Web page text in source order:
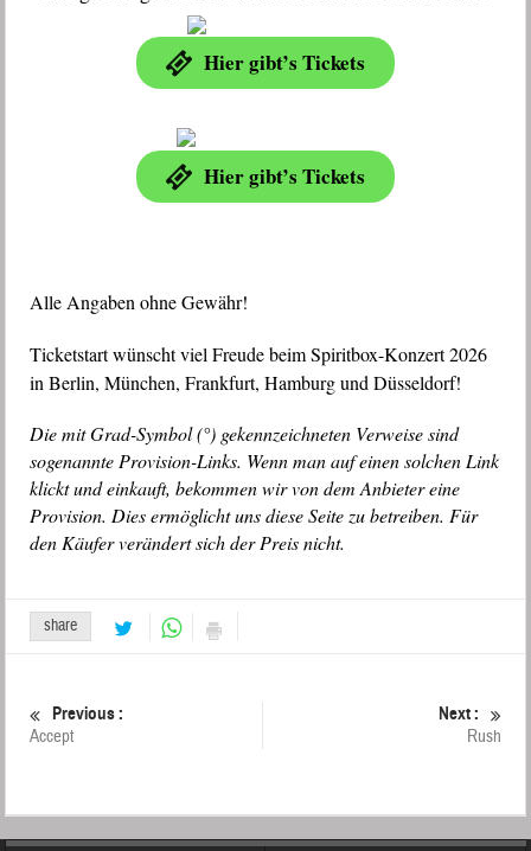
Hier gibt’s Tickets
Hier gibt’s Tickets
Alle Angaben ohne Gewähr!
Ticketstart wünscht viel Freude beim Spiritbox-Konzert 2026
in Berlin, München, Frankfurt, Hamburg und Düsseldorf!
Die mit Grad-Symbol (°) gekennzeichneten Verweise sind
sogenannte Provision-Links. Wenn man auf einen solchen Link
klickt und einkauft, bekommen wir von dem Anbieter eine
Provision. Dies ermöglicht uns diese Seite zu betreiben. Für
den Käufer verändert sich der Preis nicht.
share
Previous :
Accept
Next :
Rush